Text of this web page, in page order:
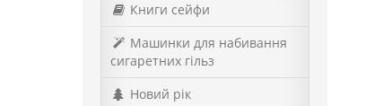
Книги сейфи
Машинки для набивання
сигаретних гільз
Новий рік